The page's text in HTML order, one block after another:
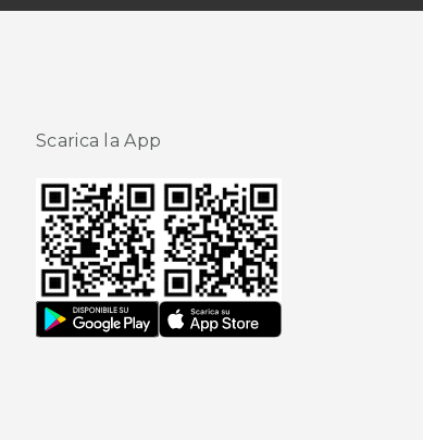
Scarica la App